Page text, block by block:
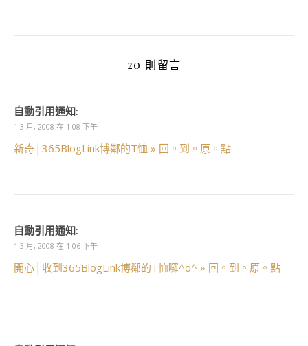
20 則留言
自動引用通知:
1 3 月, 2008 在 1:08 下午
新奇│365BlogLink博鄰的T恤 » 回。到。原。點
自動引用通知:
1 3 月, 2008 在 1:06 下午
開心│收到365BlogLink博鄰的T恤囉^o^ » 回。到。原。點